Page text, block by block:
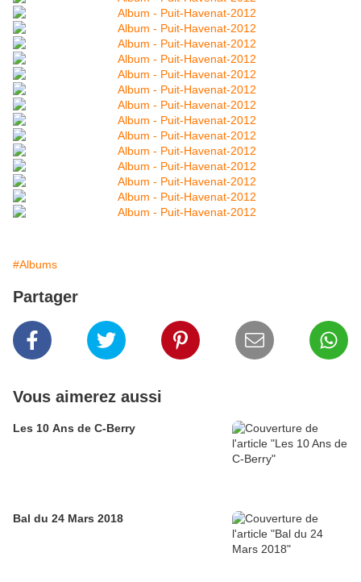
#Albums
Partager
Vous aimerez aussi
Les 10 Ans de C-Berry
Bal du 24 Mars 2018